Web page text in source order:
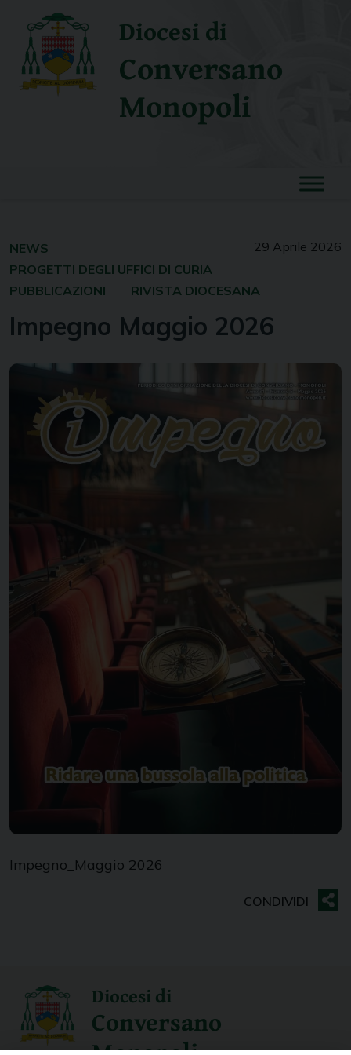
content
Diocesi di
Conversano
Monopoli
29 Aprile 2026
NEWS
PROGETTI DEGLI UFFICI DI CURIA
PUBBLICAZIONI
RIVISTA DIOCESANA
Impegno Maggio 2026
Impegno_Maggio 2026
Diocesi di
Conversano